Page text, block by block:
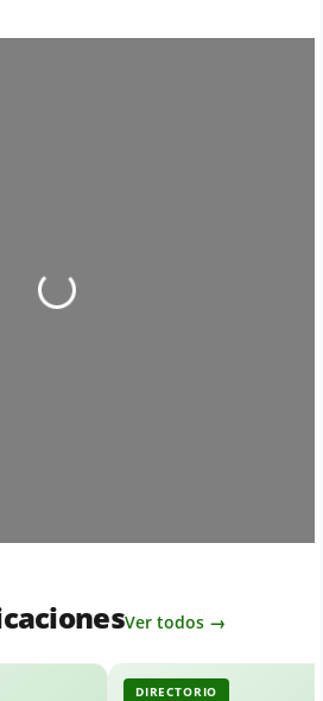
Ver todos →
DIRECTORIO